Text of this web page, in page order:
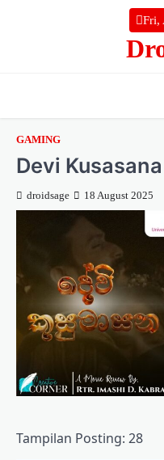
Fri,
GAMING
Devi
droidsage 18 August 2025
Tampilan Posting: 28